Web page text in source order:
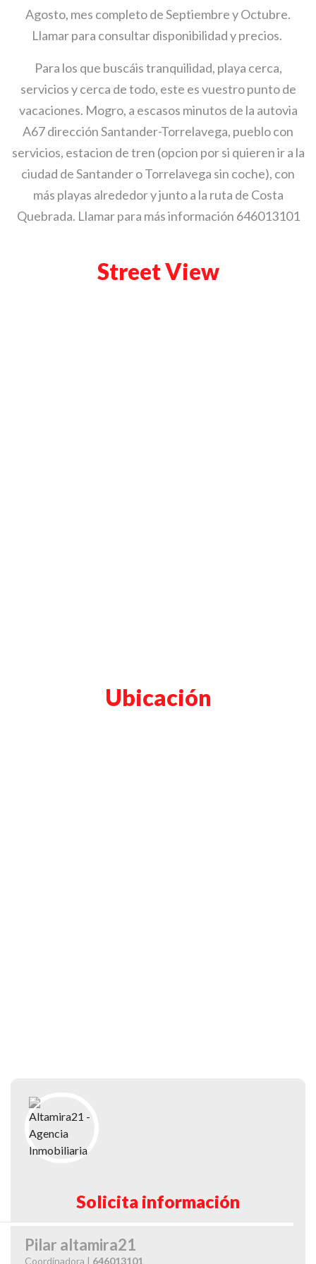
Agosto, mes completo de Septiembre y Octubre.
Llamar para consultar disponibilidad y precios.
Para los que buscáis tranquilidad, playa cerca,
servicios y cerca de todo, este es vuestro punto de
vacaciones. Mogro, a escasos minutos de la autovia
A67 dirección Santander-Torrelavega, pueblo con
servicios, estacion de tren (opcion por si quieren ir a la
ciudad de Santander o Torrelavega sin coche), con
más playas alrededor y junto a la ruta de Costa
Quebrada. Llamar para más información 646013101
Street View
Ubicación
Solicita información
Pilar altamira21
Coordinadora | 646013101